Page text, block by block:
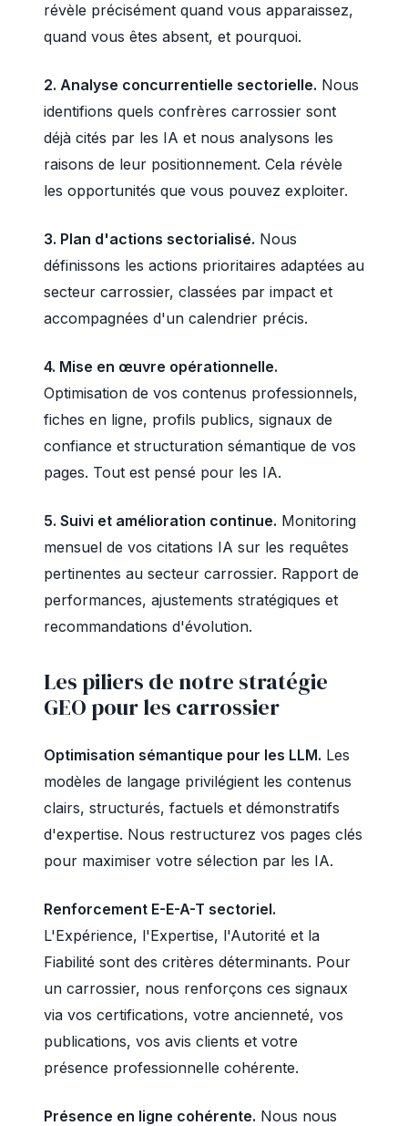
révèle précisément quand vous apparaissez,
quand vous êtes absent, et pourquoi.
2. Analyse concurrentielle sectorielle. Nous
identifions quels confrères carrossier sont
déjà cités par les IA et nous analysons les
raisons de leur positionnement. Cela révèle
les opportunités que vous pouvez exploiter.
3. Plan d'actions sectorialisé. Nous
définissons les actions prioritaires adaptées au
secteur carrossier, classées par impact et
accompagnées d'un calendrier précis.
4. Mise en œuvre opérationnelle.
Optimisation de vos contenus professionnels,
fiches en ligne, profils publics, signaux de
confiance et structuration sémantique de vos
pages. Tout est pensé pour les IA.
5. Suivi et amélioration continue. Monitoring
mensuel de vos citations IA sur les requêtes
pertinentes au secteur carrossier. Rapport de
performances, ajustements stratégiques et
recommandations d'évolution.
Les piliers de notre stratégie
GEO pour les carrossier
Optimisation sémantique pour les LLM. Les
modèles de langage privilégient les contenus
clairs, structurés, factuels et démonstratifs
d'expertise. Nous restructurez vos pages clés
pour maximiser votre sélection par les IA.
Renforcement E-E-A-T sectoriel.
L'Expérience, l'Expertise, l'Autorité et la
Fiabilité sont des critères déterminants. Pour
un carrossier, nous renforçons ces signaux
via vos certifications, votre ancienneté, vos
publications, vos avis clients et votre
présence professionnelle cohérente.
Présence en ligne cohérente. Nous nous